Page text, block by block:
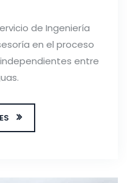
de Ingeniería
en el proceso
entre